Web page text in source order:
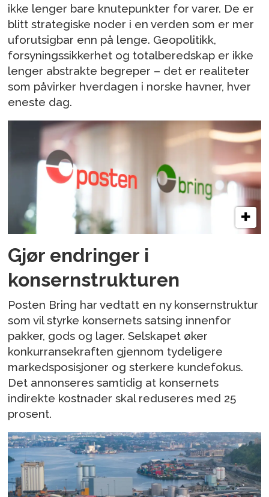
ikke lenger bare knutepunkter for varer. De er
blitt strategiske noder i en verden som er mer
uforutsigbar enn på lenge. Geopolitikk,
forsyningssikkerhet og totalberedskap er ikke
lenger abstrakte begreper – det er realiteter
som påvirker hverdagen i norske havner, hver
eneste dag.
Gjør endringer i
konsernstrukturen
Posten Bring har vedtatt en ny konsernstruktur
som vil styrke konsernets satsing innenfor
pakker, gods og lager. Selskapet øker
konkurransekraften gjennom tydeligere
markedsposisjoner og sterkere kundefokus.
Det annonseres samtidig at konsernets
indirekte kostnader skal reduseres med 25
prosent.